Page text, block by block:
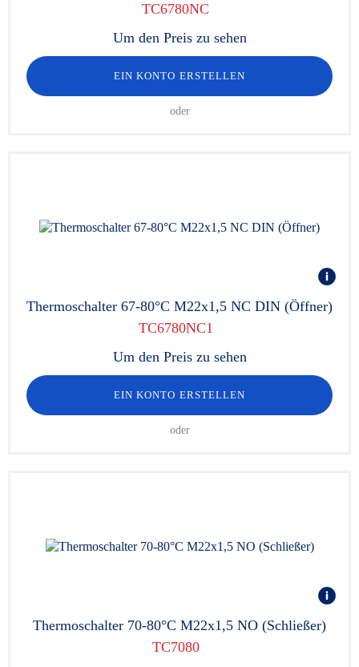
TC6780NC
Um den Preis zu sehen
EIN KONTO ERSTELLEN
oder
Thermoschalter 67-80°C M22x1,5 NC DIN (Öffner)
TC6780NC1
Um den Preis zu sehen
EIN KONTO ERSTELLEN
oder
Thermoschalter 70-80°C M22x1,5 NO (Schließer)
TC7080